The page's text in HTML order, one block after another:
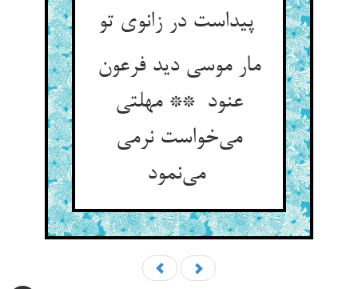
پیداست در زانوی تو
مار موسی دید فرعون
عنود ** مهلتی
می‌خواست نرمی
می‌نمود